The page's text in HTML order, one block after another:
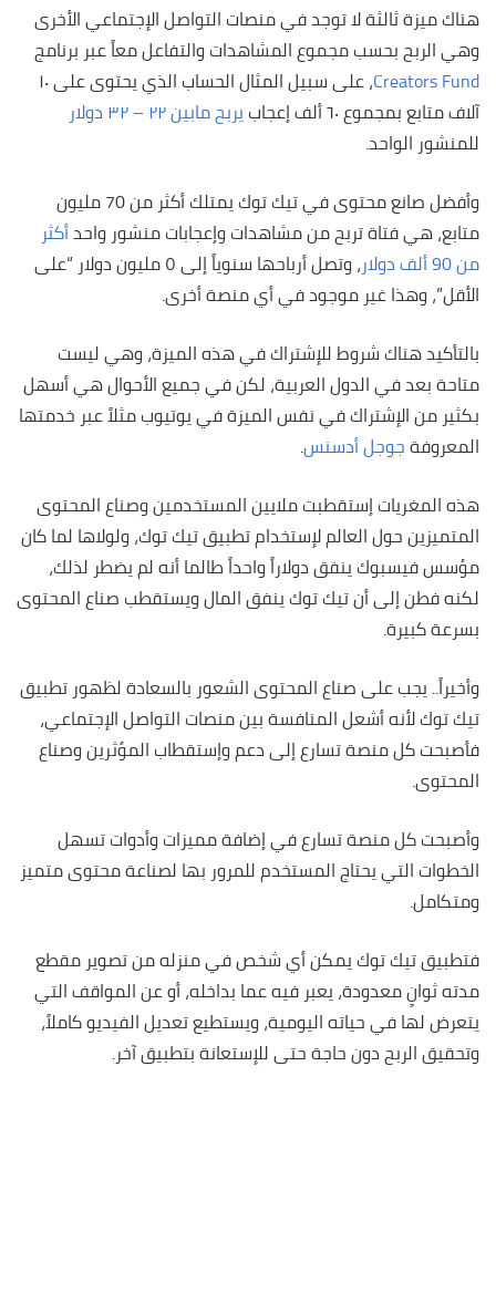
هناك ميزة ثالثة لا توجد في منصات التواصل الإجتماعي الأخرى
وهي الربح بحسب مجموع المشاهدات والتفاعل معاً عبر برنامج
Creators Fund
، على سبيل المثال الحساب الذي يحتوى على ١٠
آلاف متابع بمجموع ٦٠ ألف إعجاب
يربح مابين ٢٢ – ٣٢ دولار
للمنشور الواحد.
وأفضل صانع محتوى في تيك توك يمتلك أكثر من 70 مليون
متابع، هي فتاة تربح من مشاهدات وإعجابات منشور واحدأكثر
من 90 ألف دولار
، وتصل أرباحها سنوياً إلى ٥ مليون دولار “على
الأقل”، وهذا غير موجود في أي منصة أخرى.
بالتأكيد هناك شروط للإشتراك في هذه الميزة، وهي ليست
متاحة بعد في الدول العربية، لكن في جميع الأحوال هي أسهل
بكثير من الإشتراك في نفس الميزة في يوتيوب مثلاً عبر خدمتها
المعروفةجوجل أدسنس.
هذه المغريات إستقطبت ملايين المستخدمين وصناع المحتوى
المتميزين حول العالم لإستخدام تطبيق تيك توك، ولولاها لما كان
مؤسس فيسبوك ينفق دولاراً واحداً طالما أنه لم يضطر لذلك،
لكنه فطن إلى أن تيك توك ينفق المال ويستقطب صناع المحتوى
بسرعة كبيرة.
وأخيراً.. يجب على صناع المحتوى الشعور بالسعادة لظهور تطبيق
تيك توك لأنه أشعل المنافسة بين منصات التواصل الإجتماعي،
فأصبحت كل منصة تسارع إلى دعم وإستقطاب المؤثرين وصناع
المحتوى.
وأصبحت كل منصة تسارع في إضافة مميزات وأدوات تسهل
الخطوات التي يحتاج المستخدم للمرور بها لصناعة محتوى متميز
ومتكامل.
فتطبيق تيك توك يمكن أي شخص في منزله من تصوير مقطع
مدته ثوانٍ معدودة، يعبر فيه عما بداخله، أو عن المواقف التي
يتعرض لها في حياته اليومية، ويستطيع تعديل الفيديو كاملاً،
وتحقيق الربح دون حاجة حتى للإستعانة بتطبيق آخر.